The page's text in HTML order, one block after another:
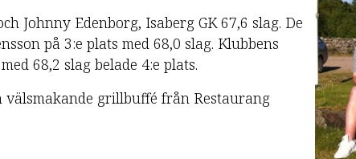
Johnny Edenborg, Isaberg GK 67,6 slag. De
på 3:e plats med 68,0 slag. Klubbens
68,2 slag belade 4:e plats.
grillbuffé från Restaurang